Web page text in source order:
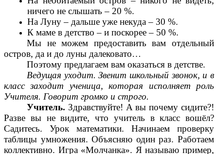
ничего не слышать – 20 %.
На Луну – дальше уже некуда – 30 %.
К маме в детство – и поскорее – 50 %.
Мы не можем предоставить вам отдельный
остров, да и до луны далековато…
Поэтому предлагаем вам оказаться в детстве.
Ведущая уходит. Звенит школьный звонок, и в
класс заходит ученица, которая исполняет роль
Учителя. Говорит громко и строго.
Учитель. Здравствуйте! А вы почему сидите?!
Разве вы не видите, что учитель в класс вошёл?
Садитесь. Урок математики. Начинаем проверку
таблицы умножения. Объясняю один раз. Работаем
коллективно. Игра «Молчанка». Я называю пример,